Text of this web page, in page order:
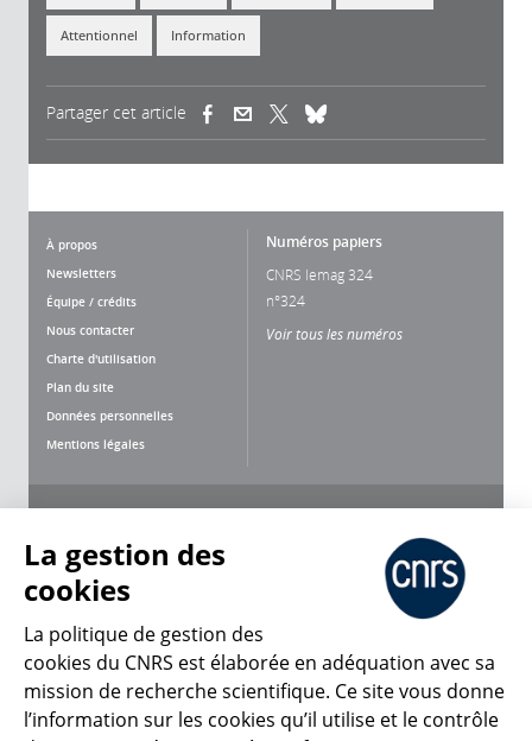
Attentionnel Information
Partager cet article (link is external)(link is external)
À propos
Newsletters
Équipe / crédits
Nous contacter
Charte d'utilisation
Plan du site
Données personnelles
Mentions légales
Numéros papiers
CNRS lemag 324
n°324
Voir tous les numéros
CNRS Le Mag
La gestion des
cookies
La politique de gestion des
cookies du CNRS est élaborée en adéquation avec sa
mission de recherche scientifique. Ce site vous donne
l’information sur les cookies qu’il utilise et le contrôle